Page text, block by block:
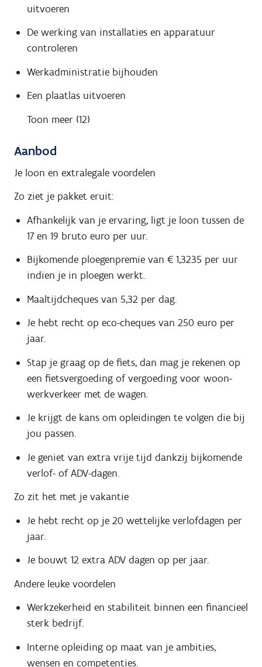
uitvoeren
De werking van installaties en apparatuur
controleren
Werkadministratie bijhouden
Een plaatlas uitvoeren
Toon meer (12)
Aanbod
Je loon en extralegale voordelen
Zo ziet je pakket eruit:
Afhankelijk van je ervaring, ligt je loon tussen de
17 en 19 bruto euro per uur.
Bijkomende ploegenpremie van € 1,3235 per uur
indien je in ploegen werkt.
Maaltijdcheques van 5,32 per dag.
Je hebt recht op eco-cheques van 250 euro per
jaar.
Stap je graag op de fiets, dan mag je rekenen op
een fietsvergoeding of vergoeding voor woon-
werkverkeer met de wagen.
Je krijgt de kans om opleidingen te volgen die bij
jou passen.
Je geniet van extra vrije tijd dankzij bijkomende
verlof- of ADV-dagen.
Zo zit het met je vakantie
Je hebt recht op je 20 wettelijke verlofdagen per
jaar.
Je bouwt 12 extra ADV dagen op per jaar.
Andere leuke voordelen
Werkzekerheid en stabiliteit binnen een financieel
sterk bedrijf.
Interne opleiding op maat van je ambities,
wensen en competenties.